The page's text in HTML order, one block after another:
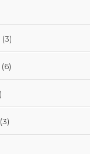
(3)
(6)
(3)